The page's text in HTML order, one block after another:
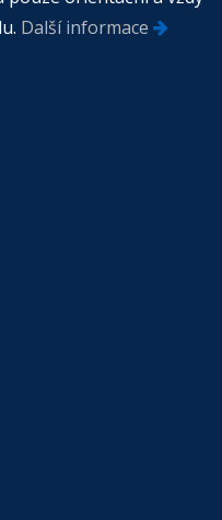
Další informace